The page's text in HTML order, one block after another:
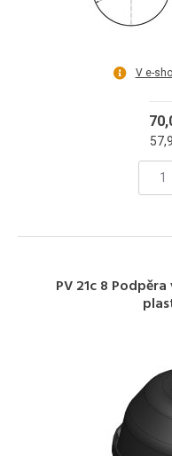
V e-
PV 21c 8